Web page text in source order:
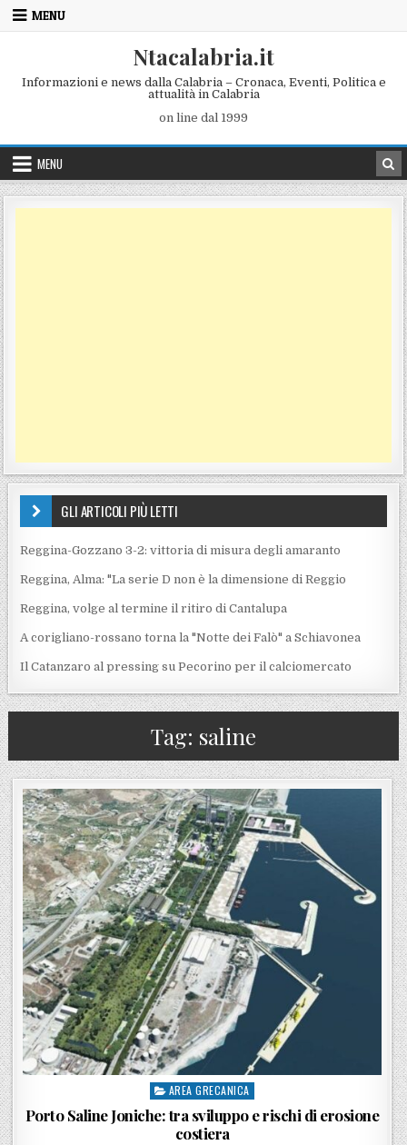
Skip to content
MENU
Ntacalabria.it
Informazioni e news dalla Calabria – Cronaca, Eventi, Politica e
attualità in Calabria
on line dal 1999
MENU
GLI ARTICOLI PIÙ LETTI
Reggina-Gozzano 3-2: vittoria di misura degli amaranto
Reggina, Alma: "La serie D non è la dimensione di Reggio
Reggina, volge al termine il ritiro di Cantalupa
A corigliano-rossano torna la "Notte dei Falò" a Schiavonea
Il Catanzaro al pressing su Pecorino per il calciomercato
Tag: saline
Posted in
AREA GRECANICA
Porto Saline Joniche: tra sviluppo e rischi di erosione
costiera